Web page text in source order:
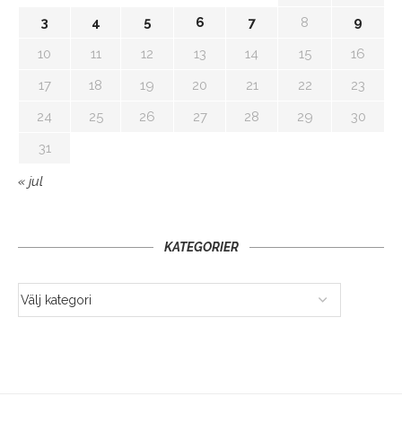
3
4 5 6 7 8
9
10
11 12 13 14 15
16
17
18 19 20 21 22
23
24
25 26 27 28 29
30
31
« jul
KATEGORIER